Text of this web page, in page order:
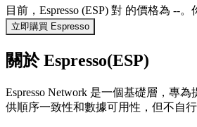
目前，Espresso (ESP) 對 的價格為 --
立即購買 Espresso
關於 Espresso(ESP)
Espresso Network 是一個基礎層，專
供順序一致性和數據可用性，但不自行